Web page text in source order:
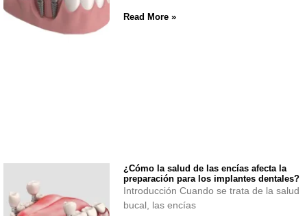
Read More »
¿Cómo la salud de las encías afecta la
preparación para los implantes dentales?
Introducción Cuando se trata de la salud
bucal, las encías